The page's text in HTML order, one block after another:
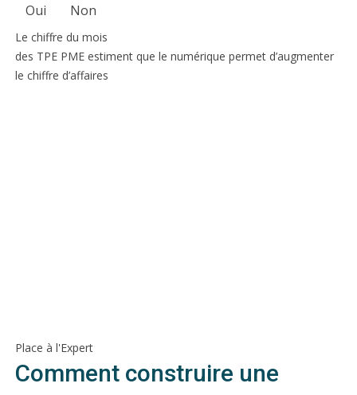
Oui Non
Le chiffre du mois
des TPE PME estiment que le numérique permet d’augmenter
le chiffre d’affaires
Place à l'Expert
Comment construire une